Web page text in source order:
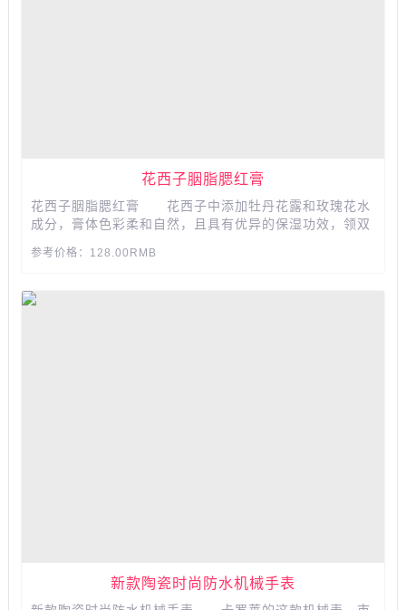
花西子胭脂腮红膏
花西子胭脂腮红膏 花西子中添加牡丹花露和玫瑰花水
成分，膏体色彩柔和自然，且具有优异的保湿功效，领双
参考价格：128.00RMB
新款陶瓷时尚防水机械手表